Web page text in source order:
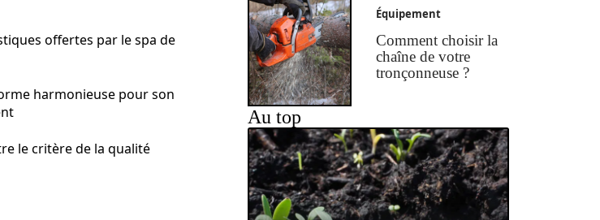
offertes par le spa de
harmonieuse pour son
le critère de la qualité
Équipement
Comment choisir la
chaîne de votre
tronçonneuse ?
Au top